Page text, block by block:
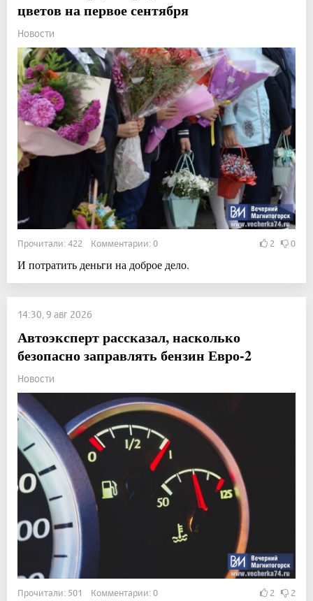
цветов на первое сентября
Новости
Прочитали: 422 Комментарии: 0 2 0
И потратить деньги на доброе дело.
14:30, 9 авг 2026
Автоэксперт рассказал, насколько
безопасно заправлять бензин Евро-2
Новости
Прочитали: 501 Комментарии: 0 2 2